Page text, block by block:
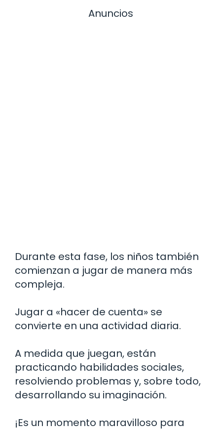
Anuncios
Durante esta fase, los niños también
comienzan a jugar de manera más
compleja.
Jugar a «hacer de cuenta» se
convierte en una actividad diaria.
A medida que juegan, están
practicando habilidades sociales,
resolviendo problemas y, sobre todo,
desarrollando su imaginación.
¡Es un momento maravilloso para